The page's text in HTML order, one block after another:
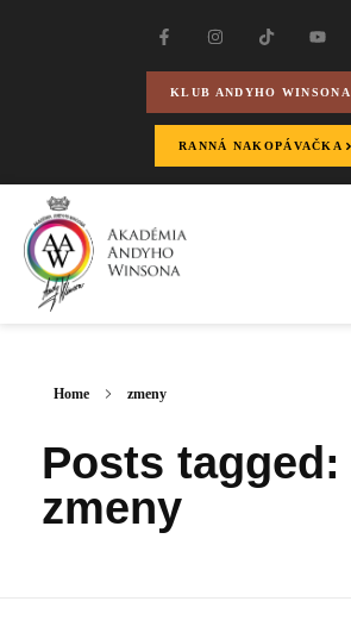
KLUB ANDYHO WINSONA
RANNÁ NAKOPÁVAČKA
Home zmeny
Posts tagged:
zmeny